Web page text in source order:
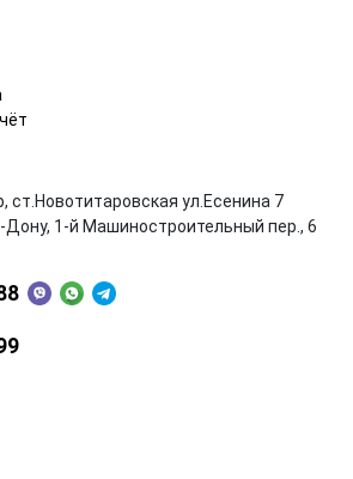
ст.Новотитаровская ул.Есенина 7
Дону, 1-й Машиностроительный пер., 6